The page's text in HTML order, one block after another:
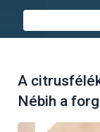
A
Nébih a